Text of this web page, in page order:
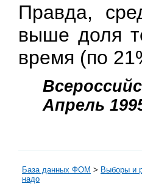
Правда,
выше доля
время (по
Апрель
База данных ФОМ > Выборы и
надо